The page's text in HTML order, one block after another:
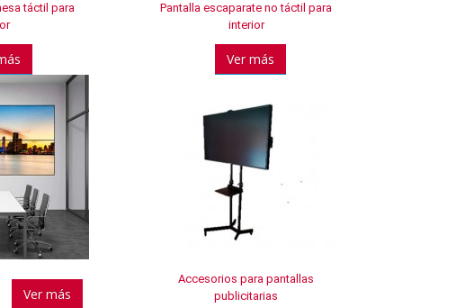
táctil para
Pantalla escaparate no táctil para
interior
Ver más
Ver más
Accesorios para pantallas
publicitarias